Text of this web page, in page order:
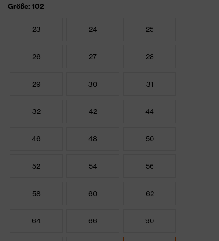
Größe: 102
23 24 25
26 27 28
29 30 31
32 42 44
46 48 50
52 54 56
58 60 62
64 66 90